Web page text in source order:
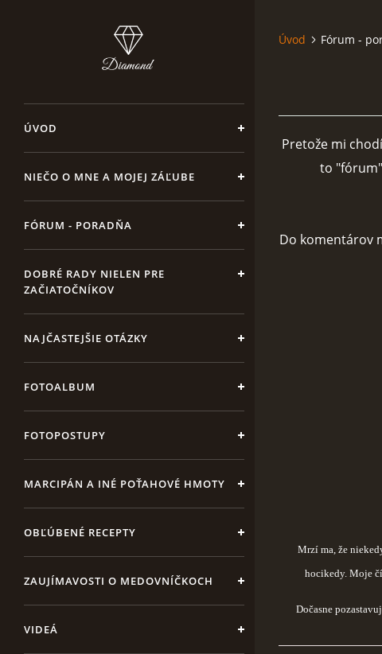
ÚVOD
NIEČO O MNE A MOJEJ ZÁĽUBE
FÓRUM - PORADŇA
DOBRÉ RADY NIELEN PRE
ZAČIATOČNÍKOV
NAJČASTEJŠIE OTÁZKY
FOTOALBUM
FOTOPOSTUPY
MARCIPÁN A INÉ POŤAHOVÉ HMOTY
OBĽÚBENÉ RECEPTY
ZAUJÍMAVOSTI O MEDOVNÍČKOCH
VIDEÁ
Úvod Fórum -
Pretože mi
to
Do komentárov
Mrzí ma, že
hocikedy. Moje
Dočasne